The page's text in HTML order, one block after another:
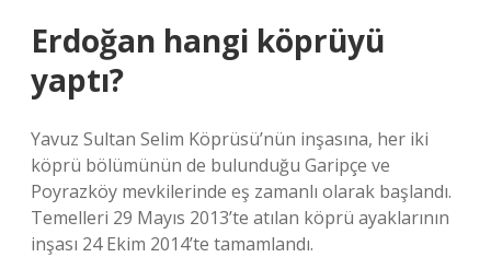
Erdoğan hangi köprüyü
yaptı?
Yavuz Sultan Selim Köprüsü’nün inşasına, her iki
köprü bölümünün de bulunduğu Garipçe ve
Poyrazköy mevkilerinde eş zamanlı olarak başlandı.
Temelleri 29 Mayıs 2013’te atılan köprü ayaklarının
inşası 24 Ekim 2014’te tamamlandı.